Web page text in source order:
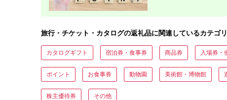
旅行・チケット・カタログの返礼品に関連しているカテゴリ
カタログギフト 宿泊券・食事券 商品券 入場券・
ポイント お食事券 動物園 美術館・博物館
株主優待券 その他